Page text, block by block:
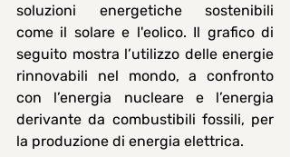
soluzioni energetiche sostenibili
come il solare e l'eolico. Il grafico di
seguito mostra l’utilizzo delle energie
rinnovabili nel mondo, a confronto
con l’energia nucleare e l’energia
derivante da combustibili fossili, per
la produzione di energia elettrica.